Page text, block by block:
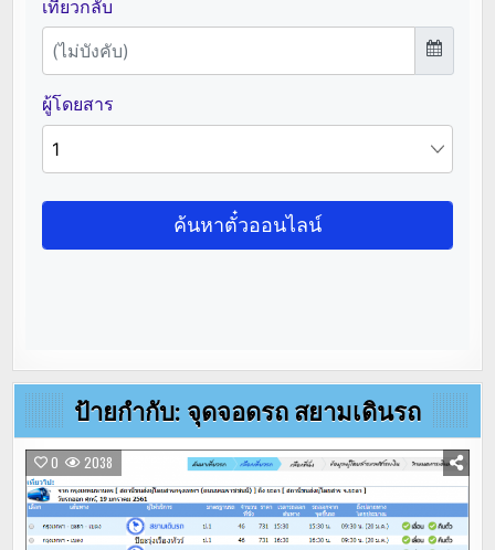
ป้ายกำกับ: จุดจอดรถ สยามเดินรถ
0 2038